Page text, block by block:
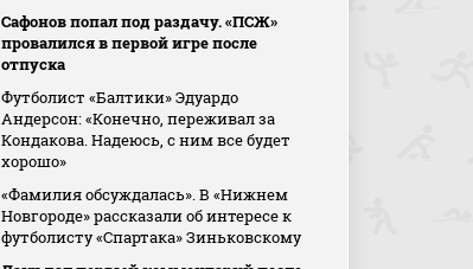
Сафонов попал под раздачу. «ПСЖ»
провалился в первой игре после
отпуска
Футболист «Балтики» Эдуардо
Андерсон: «Конечно, переживал за
Кондакова. Надеюсь, с ним все будет
хорошо»
«Фамилия обсуждалась». В «Нижнем
Новгороде» рассказали об интересе к
футболисту «Спартака» Зиньковскому